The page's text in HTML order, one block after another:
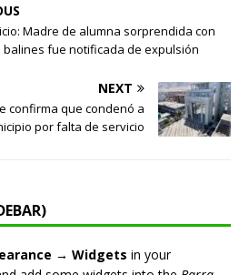
Madre de alumna sorprendida con
balines fue notificada de expulsión
NEXT
confirma que condenó a
por falta de servicio
→ Widgets in your